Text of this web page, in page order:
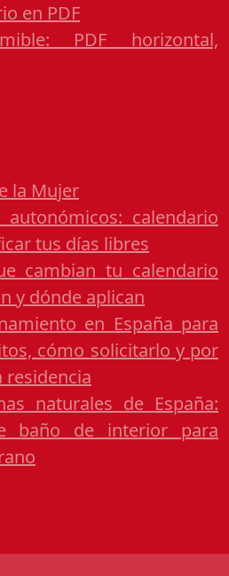
en PDF
PDF horizontal,
la Mujer
calendario
tus días libres
cambian tu calendario
y dónde aplican
en España para
cómo solicitarlo y por
residencia
naturales de España:
baño de interior para